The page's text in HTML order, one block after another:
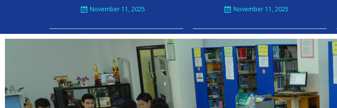
November 11, 2025 November 11, 2025